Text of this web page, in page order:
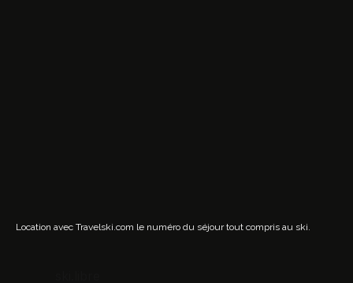
Location avec Travelski.com le numéro du séjour tout compris au ski.